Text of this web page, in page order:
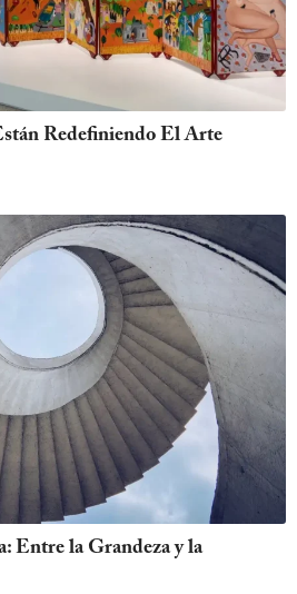
Redefiniendo El Arte
Entre la Grandeza y la